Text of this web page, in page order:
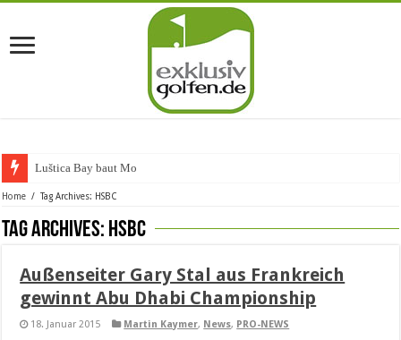
Luštica Bay baut Monte
Home / Tag Archives: HSBC
Tag Archives: HSBC
Außenseiter Gary Stal aus Frankreich
gewinnt Abu Dhabi Championship
18. Januar 2015 Martin Kaymer, News, PRO-NEWS